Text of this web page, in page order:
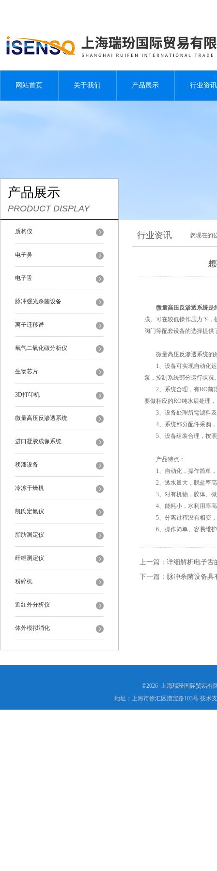
网站首页 关于我们 产品展示 行业资讯
产品展示
PRODUCT DISPLAY
质构仪
电子鼻
电子舌
脉冲强光杀菌设备
离子迁移谱
氧气二氧化碳分析仪
生物芯片
3D打印机
微量高压反渗透系统
进口凝胶成像系统
移液设备
冷冻干燥机
凯氏定氮仪
脂肪测定仪
纤维测定仪
粉碎机
近红外分析仪
体外模拟消化
行业资讯 您现在的
微量高压反渗透系统是
膜。可在较低操作压力下，
阀门等配套设备的选择提
微量高压反渗透系统的
1、设备可实现自动化运
泵，控制系统部分运行状况
2、系统合理，有RO前期
要做相应的RO纯水后处理
3、设备处理所需滤料及
4、系统部分配件采购，
5、设备组装合理，按照
产品特点：
1、自动化，操作简单，
2、透水量大，脱盐率
3、对有机物，胶体、微
4、能耗小，水利用率高
5、分离过程没有相变，
6、操作简单、容易维
上一篇： 详细解析电子舌
下一篇： 脉冲杀菌设备具
©2026 上海瑞玢国际贸易有
地址：上海市徐汇区漕宝路103号 技术